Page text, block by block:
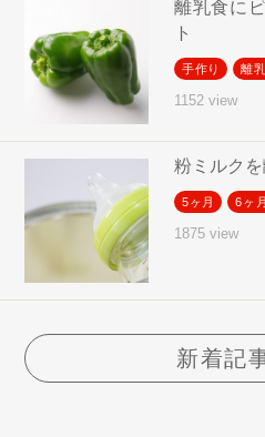
離乳食に
ト
手作り 離
1152 view
粉ミルク
5ヶ月 6ヶ月
1875 view
新着記